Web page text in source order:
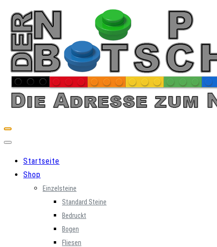
Skip
content
Startseite
Shop
Einzelsteine
Standard Steine
Bedruckt
Bogen
Fliesen